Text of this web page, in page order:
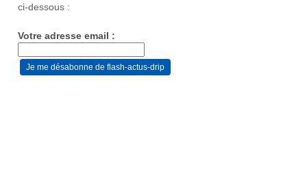
ci-dessous :
Votre adresse email :